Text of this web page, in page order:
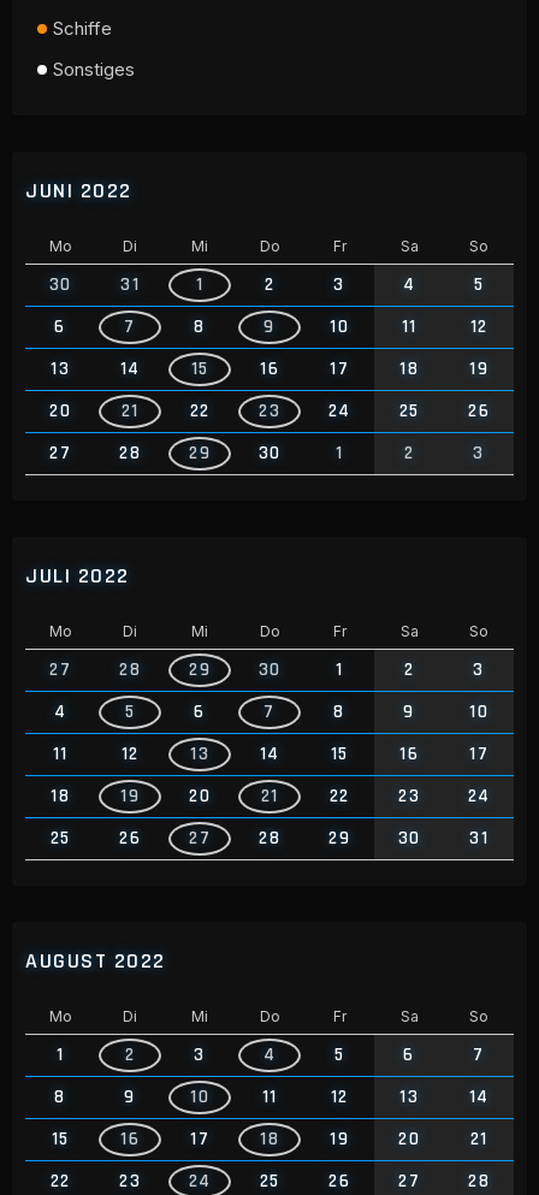
Schiffe
Sonstiges
JUNI 2022
Mo Di Mi Do Fr Sa So
30 31 1 2 3 4
5
6
7 8 9 10 11
12
13
14 15 16 17 18
19
20
21 22 23 24 25
26
27
28 29 30 1 2 3
JULI 2022
Mo Di Mi Do Fr Sa So
27 28 29 30 1 2
3
4
5 6 7 8 9
10
11
12 13 14 15 16
17
18
19 20 21 22 23
24
25
26 27 28 29 30 31
AUGUST 2022
Mo Di Mi Do Fr Sa So
1 2 3 4 5 6
7
8
9 10 11 12 13
14
15
16 17 18 19 20
21
22
23 24 25 26 27 28